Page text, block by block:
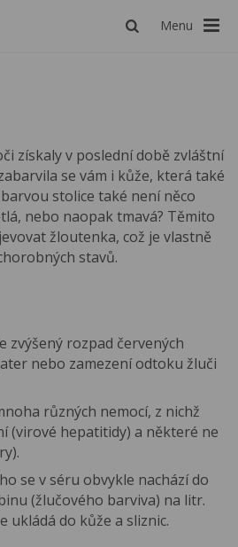
Menu
získaly v poslední době zvláštní
se vám i kůže, která také
stolice také není něco
nebo naopak tmavá? Těmito
žloutenka, což je vlastně
stavů.
zvýšený rozpad červených
nebo zamezení odtoku žluči
různých nemocí, z nichž
(virové hepatitidy) a některé ne
se v séru obvykle nachází do
(žlučového barviva) na litr.
ukládá do kůže a sliznic.